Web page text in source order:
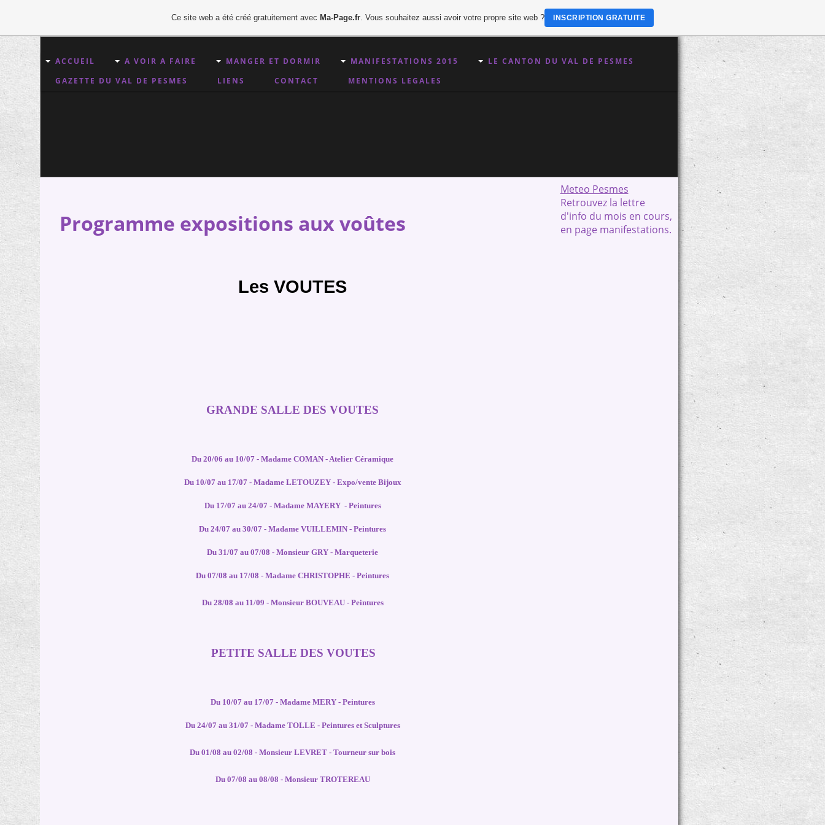
ACCUEIL A VOIR A FAIRE MANGER ET DORMIR MANIFESTATIONS 2015
LE CANTON DU VAL DE PESMES
GAZETTE DU VAL DE PESMES
LIENS CONTACT MENTIONS LEGALES
Programme expositions aux voûtes
Les VOUTES
GRANDE SALLE DES VOUTES
Du 20/06 au 10/07 - Madame COMAN - Atelier Céramique
Du 10/07 au 17/07 - Madame LETOUZEY - Expo/vente Bijoux
Du 17/07 au 24/07 - Madame MAYERY - Peintures
Du 24/07 au 30/07 - Madame VUILLEMIN - Peintures
Du 31/07 au 07/08 - Monsieur GRY - Marqueterie
Du 07/08 au 17/08 - Madame CHRISTOPHE - Peintures
Du 28/08 au 11/09 - Monsieur BOUVEAU - Peintures
PETITE SALLE DES VOUTES
Du 10/07 au 17/07 - Madame MERY - Peintures
Du 24/07 au 31/07 - Madame TOLLE - Peintures et Sculptures
Du 01/08 au 02/08 - Monsieur LEVRET - Tourneur sur bois
Du 07/08 au 08/08 - Monsieur TROTEREAU
Meteo Pesmes
Retrouvez la lettre
d'info du mois en cours,
en page manifestations.
Ce site web a été créé gratuitement avec Ma-Page.fr. Vous souhaitez aussi avoir votre propre site web ? INSCRIPTION GRATUITE